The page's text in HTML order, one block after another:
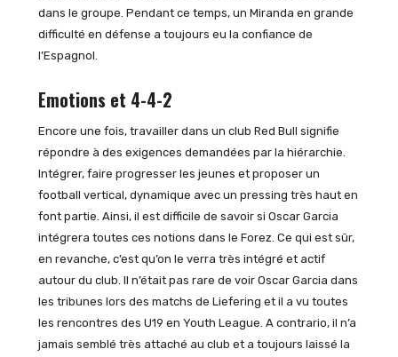
dans le groupe. Pendant ce temps, un Miranda en grande
difficulté en défense a toujours eu la confiance de
l’Espagnol.
Emotions et 4-4-2
Encore une fois, travailler dans un club Red Bull signifie
répondre à des exigences demandées par la hiérarchie.
Intégrer, faire progresser les jeunes et proposer un
football vertical, dynamique avec un pressing très haut en
font partie. Ainsi, il est difficile de savoir si Oscar Garcia
intégrera toutes ces notions dans le Forez. Ce qui est sûr,
en revanche, c’est qu’on le verra très intégré et actif
autour du club. Il n’était pas rare de voir Oscar Garcia dans
les tribunes lors des matchs de Liefering et il a vu toutes
les rencontres des U19 en Youth League. A contrario, il n’a
jamais semblé très attaché au club et a toujours laissé la